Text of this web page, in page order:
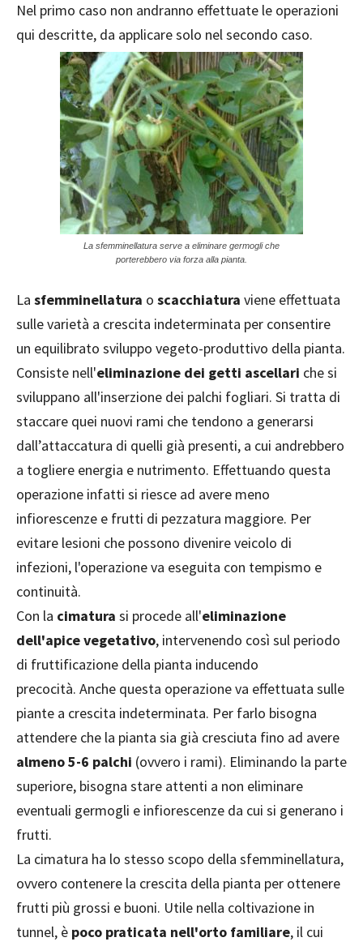
Nel primo caso non andranno effettuate le operazioni
qui descritte, da applicare solo nel secondo caso.
La sfemminellatura serve a eliminare germogli che
porterebbero via forza alla pianta.
La sfemminellatura o scacchiatura viene effettuata
sulle varietà a crescita indeterminata per consentire
un equilibrato sviluppo vegeto-produttivo della pianta.
Consiste nell'eliminazione dei getti ascellari che si
sviluppano all'inserzione dei palchi fogliari. Si tratta di
staccare quei nuovi rami che tendono a generarsi
dall’attaccatura di quelli già presenti, a cui andrebbero
a togliere energia e nutrimento. Effettuando questa
operazione infatti si riesce ad avere meno
infiorescenze e frutti di pezzatura maggiore. Per
evitare lesioni che possono divenire veicolo di
infezioni, l'operazione va eseguita con tempismo e
continuità.
Con la cimatura si procede all'eliminazione
dell'apice vegetativo, intervenendo così sul periodo
di fruttificazione della pianta inducendo
precocità. Anche questa operazione va effettuata sulle
piante a crescita indeterminata. Per farlo bisogna
attendere che la pianta sia già cresciuta fino ad avere
almeno 5-6 palchi (ovvero i rami). Eliminando la parte
superiore, bisogna stare attenti a non eliminare
eventuali germogli e infiorescenze da cui si generano i
frutti.
La cimatura ha lo stesso scopo della sfemminellatura,
ovvero contenere la crescita della pianta per ottenere
frutti più grossi e buoni. Utile nella coltivazione in
tunnel, è poco praticata nell'orto familiare, il cui